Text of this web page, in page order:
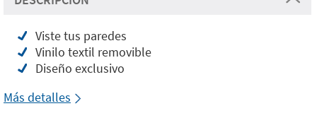
Viste tus paredes
Vinilo textil removible
Diseño exclusivo
Más detalles